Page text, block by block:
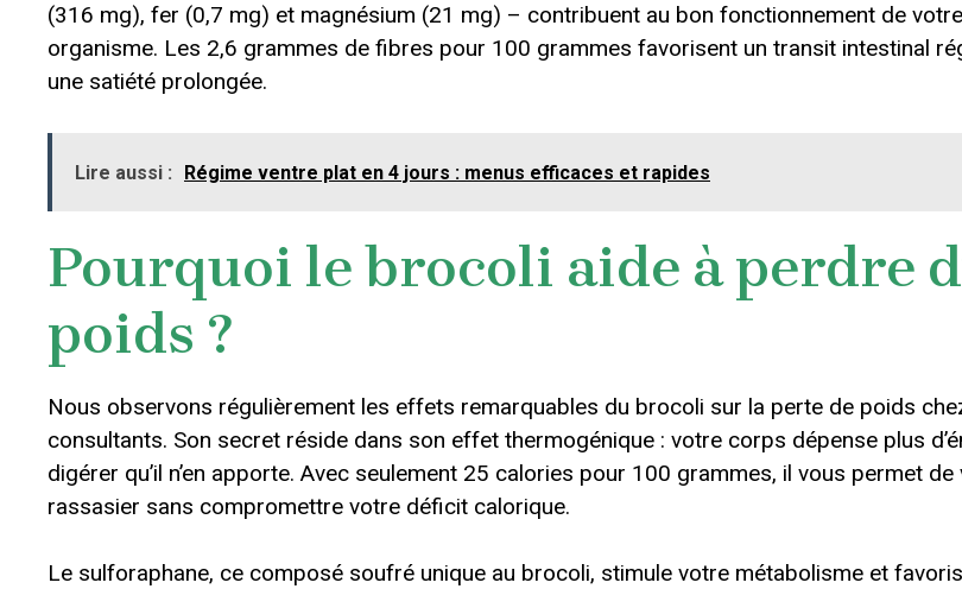
(316 mg), fer (0,7 mg) et magnésium (21 mg) – contribuent au bon fonctionnement de votre
organisme. Les 2,6 grammes de fibres pour 100 grammes favorisent un transit intestinal
une satiété prolongée.
Lire aussi : Régime ventre plat en 4 jours : menus efficaces et rapides
Pourquoi le brocoli aide à perdre
poids ?
Nous observons régulièrement les effets remarquables du brocoli sur la perte de poids
consultants. Son secret réside dans son effet thermogénique : votre corps dépense plus
digérer qu’il n’en apporte. Avec seulement 25 calories pour 100 grammes, il vous permet de
rassasier sans compromettre votre déficit calorique.
Le sulforaphane, ce composé soufré unique au brocoli, stimule votre métabolisme et